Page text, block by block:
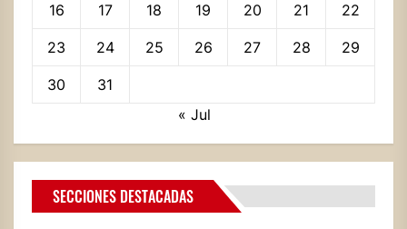
16 17 18 19 20 21 22
23 24 25 26 27 28 29
30
31
« Jul
SECCIONES DESTACADAS